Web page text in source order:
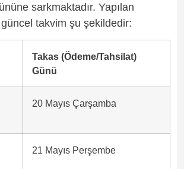
sarkmaktadır. Yapılan
takvim şu şekildedir:
Takas (Ödeme/Tahsilat)
Günü
20 Mayıs Çarşamba
21 Mayıs Perşembe